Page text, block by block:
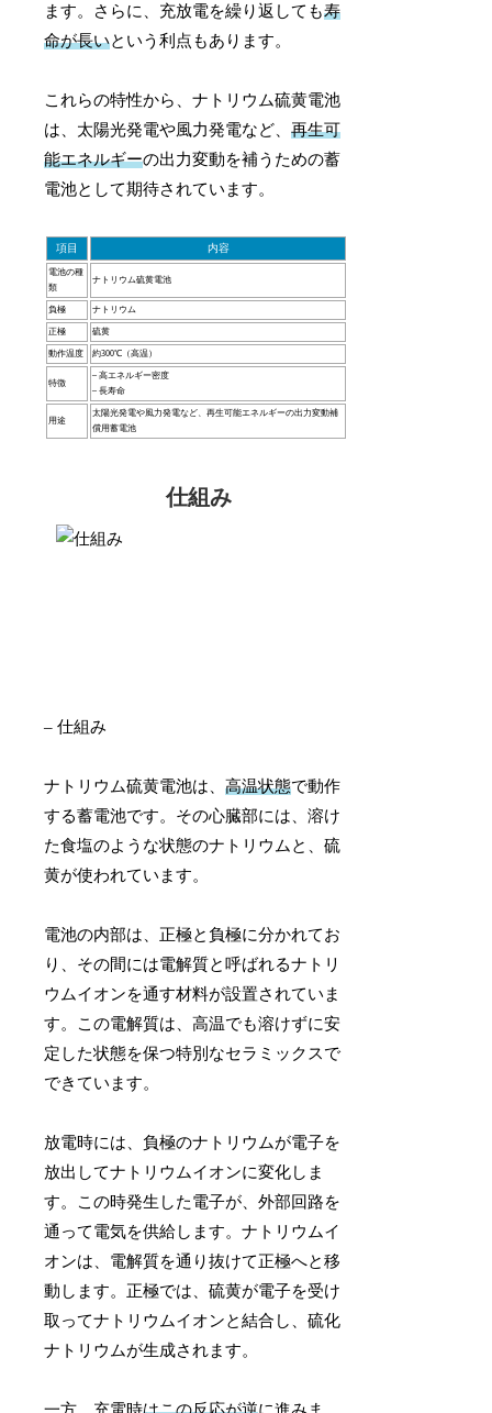
ます。さらに、充放電を繰り返しても寿
命が長いという利点もあります。
これらの特性から、ナトリウム硫黄電池
は、太陽光発電や風力発電など、再生可
能エネルギーの出力変動を補うための蓄
電池として期待されています。
項目 内容
電池の種
類
ナトリウム硫黄電池
負極 ナトリウム
正極 硫黄
動作温度 約300℃（高温）
特徴
– 高エネルギー密度
– 長寿命
用途
太陽光発電や風力発電など、再生可能エネルギーの出力変動補
償用蓄電池
仕組み
– 仕組み
ナトリウム硫黄電池は、高温状態で動作
する蓄電池です。その心臓部には、溶け
た食塩のような状態のナトリウムと、硫
黄が使われています。
電池の内部は、正極と負極に分かれてお
り、その間には電解質と呼ばれるナトリ
ウムイオンを通す材料が設置されていま
す。この電解質は、高温でも溶けずに安
定した状態を保つ特別なセラミックスで
できています。
放電時には、負極のナトリウムが電子を
放出してナトリウムイオンに変化しま
す。この時発生した電子が、外部回路を
通って電気を供給します。ナトリウムイ
オンは、電解質を通り抜けて正極へと移
動します。正極では、硫黄が電子を受け
取ってナトリウムイオンと結合し、硫化
ナトリウムが生成されます。